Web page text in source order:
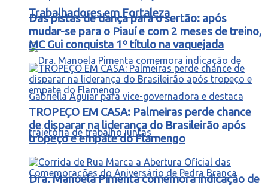
Trabalhadores em Fortaleza
Dra. Manoela Pimenta comemora indicação de
Das pistas de dança para o sertão: após
mudar-se para o Piauí e com 2 meses de treino,
MC Gui conquista 1º título na vaquejada
TROPEÇO EM CASA: Palmeiras perde chance
de disparar na liderança do Brasileirão após
tropeço e empate do Flamengo